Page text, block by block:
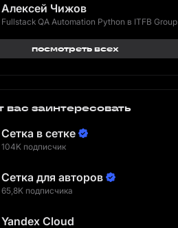
Алексей Чижов
Fullstack QA Automation Python в ITFB Group
посмотреть всех
вас заинтересовать
Сетка в сетке
104K подписчик
Сетка для авторов
65,8K подписчика
Yandex Cloud